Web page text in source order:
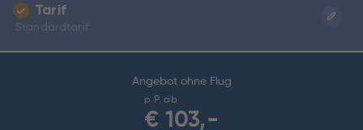
Angebot ohne Flug
p.P. ab
€ 103,-
Tarif
Standardtarif